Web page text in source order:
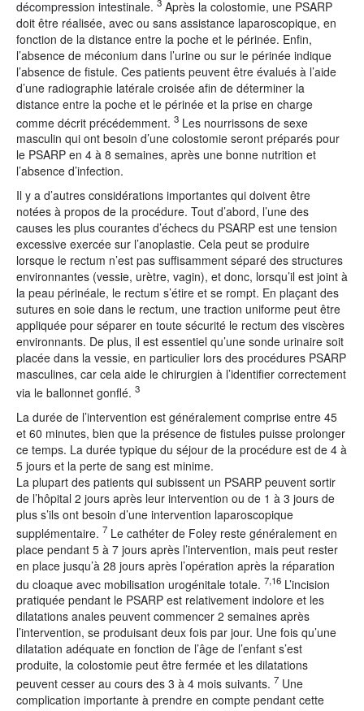
décompression intestinale.
Après la colostomie, une PSARP
doit être réalisée, avec ou sans assistance laparoscopique, en
fonction de la distance entre la poche et le périnée. Enfin,
l’absence de méconium dans l’urine ou sur le périnée indique
l’absence de fistule. Ces patients peuvent être évalués à l’aide
d’une radiographie latérale croisée afin de déterminer la
distance entre la poche et le périnée et la prise en charge
comme décrit précédemment. 3 Les nourrissons de sexe
masculin qui ont besoin d’une colostomie seront préparés pour
le PSARP en 4 à 8 semaines, après une bonne nutrition et
l’absence d’infection.
Il y a d’autres considérations importantes qui doivent être
notées à propos de la procédure. Tout d’abord, l’une des
causes les plus courantes d’échecs du PSARP est une tension
excessive exercée sur l’anoplastie. Cela peut se produire
lorsque le rectum n’est pas suffisamment séparé des structures
environnantes (vessie, urètre, vagin), et donc, lorsqu’il est joint à
la peau périnéale, le rectum s’étire et se rompt. En plaçant des
sutures en soie dans le rectum, une traction uniforme peut être
appliquée pour séparer en toute sécurité le rectum des viscères
environnants. De plus, il est essentiel qu’une sonde urinaire soit
placée dans la vessie, en particulier lors des procédures PSARP
masculines, car cela aide le chirurgien à l’identifier correctement
via le ballonnet gonflé. 3
La durée de l’intervention est généralement comprise entre 45
et 60 minutes, bien que la présence de fistules puisse prolonger
ce temps. La durée typique du séjour de la procédure est de 4 à
5 jours et la perte de sang est minime.
La plupart des patients qui subissent un PSARP peuvent sortir
de l’hôpital 2 jours après leur intervention ou de 1 à 3 jours de
plus s’ils ont besoin d’une intervention laparoscopique
supplémentaire. 7 Le cathéter de Foley reste généralement en
place pendant 5 à 7 jours après l’intervention, mais peut rester
en place jusqu’à 28 jours après l’opération après la réparation
du cloaque avec mobilisation urogénitale totale. 7,16 L’incision
pratiquée pendant le PSARP est relativement indolore et les
dilatations anales peuvent commencer 2 semaines après
l’intervention, se produisant deux fois par jour. Une fois qu’une
dilatation adéquate en fonction de l’âge de l’enfant s’est
produite, la colostomie peut être fermée et les dilatations
peuvent cesser au cours des 3 à 4 mois suivants. 7 Une
complication importante à prendre en compte pendant cette